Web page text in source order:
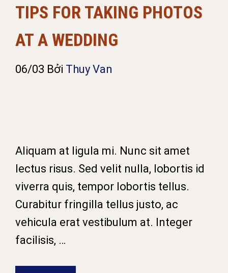
TIPS FOR TAKING PHOTOS
AT A WEDDING
06/03 Bởi Thuy Van
Aliquam at ligula mi. Nunc sit amet
lectus risus. Sed velit nulla, lobortis id
viverra quis, tempor lobortis tellus.
Curabitur fringilla tellus justo, ac
vehicula erat vestibulum at. Integer
facilisis, …